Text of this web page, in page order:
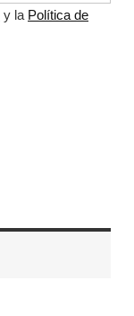
y la Política de